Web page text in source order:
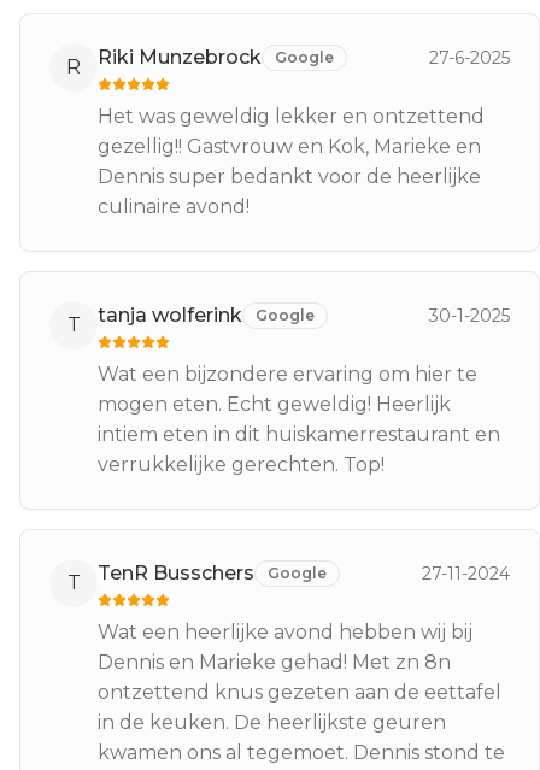
R Riki Munzebrock Google 27-6-2025
Het was geweldig lekker en ontzettend
gezellig!! Gastvrouw en Kok, Marieke en
Dennis super bedankt voor de heerlijke
culinaire avond!
T tanja wolferink Google 30-1-2025
Wat een bijzondere ervaring om hier te
mogen eten. Echt geweldig! Heerlijk
intiem eten in dit huiskamerrestaurant en
verrukkelijke gerechten. Top!
T TenR Busschers Google 27-11-2024
Wat een heerlijke avond hebben wij bij
Dennis en Marieke gehad! Met zn 8n
ontzettend knus gezeten aan de eettafel
in de keuken. De heerlijkste geuren
kwamen ons al tegemoet. Dennis stond te